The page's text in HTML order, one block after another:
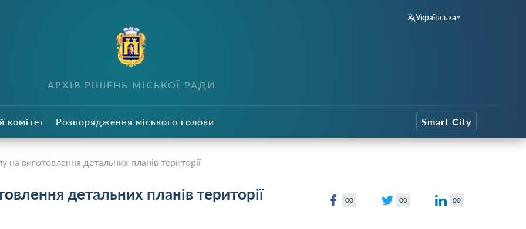
Українська
АРХІВ РІШЕНЬ МІСЬКОЇ РАДИ
комітет Розпорядження міського голови Smart City
на виготовлення детальних планів території
детальних планів території 00 00 00